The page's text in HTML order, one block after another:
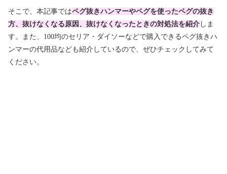
そこで、本記事ではペグ抜きハンマーやペグを使ったペグの抜き
方、抜けなくなる原因、抜けなくなったときの対処法を紹介 しま
す。また、100均のセリア・ダイソーなどで購入できるペグ抜きハ
ンマーの代用品なども紹介しているので、ぜひチェックしてみて
ください。